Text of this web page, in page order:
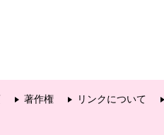
著作権 リンクについて